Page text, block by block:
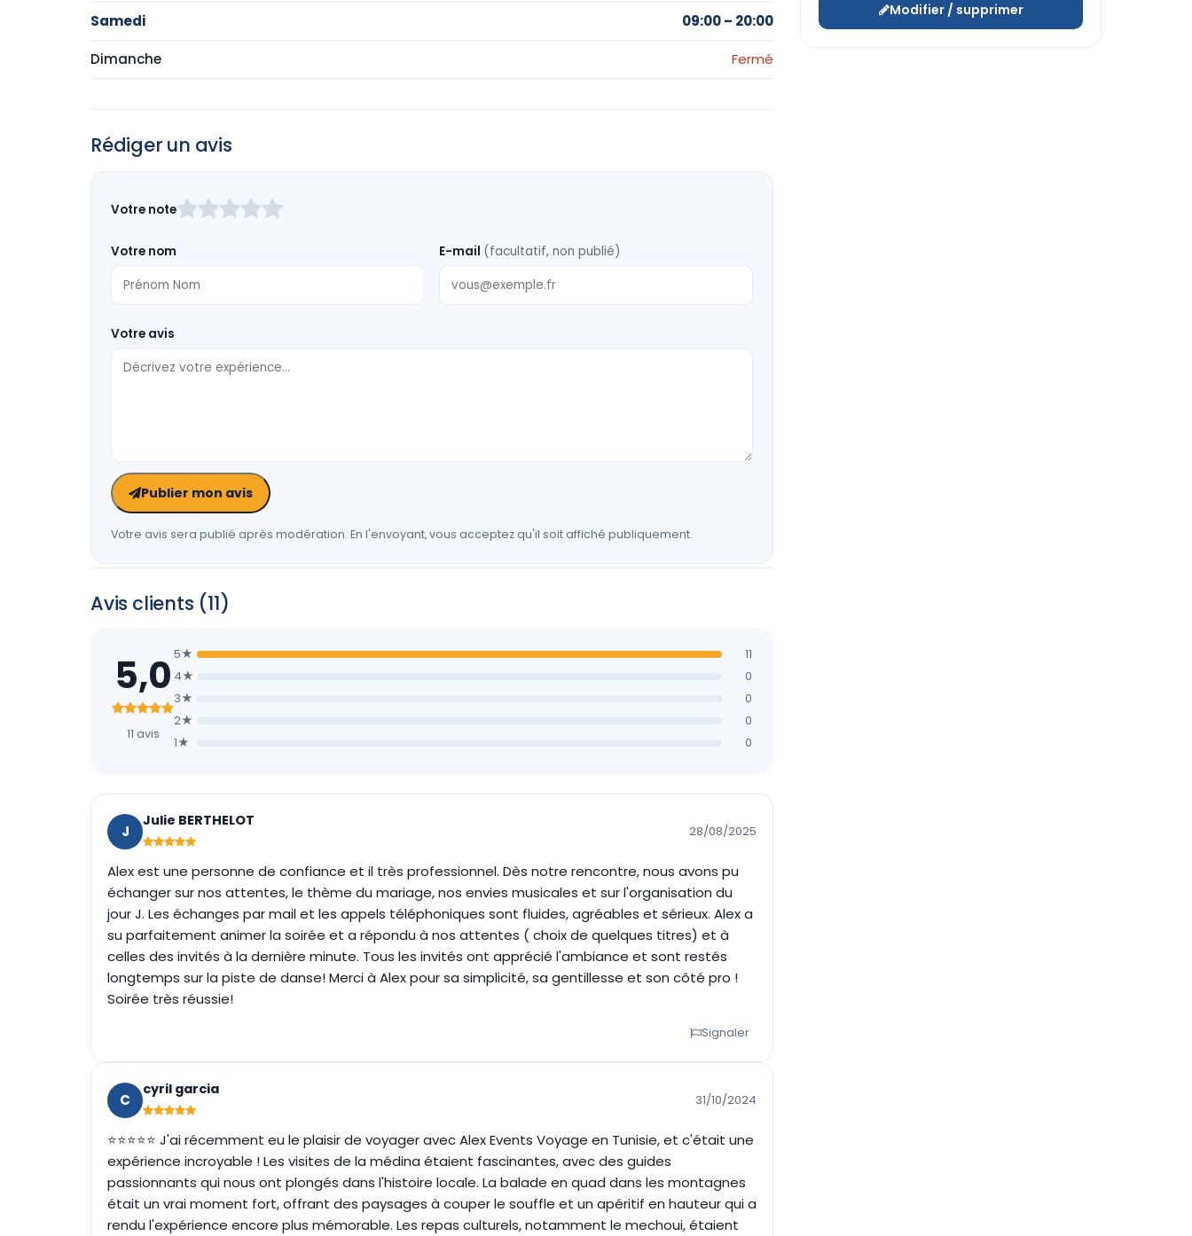
Samedi 09:00 – 20:00
Dimanche Fermé
Rédiger un avis
ce
vide
Votre note
Votre nom E-mail (facultatif, non publié)
Votre avis
Publier mon avis
Votre avis sera publié après modération. En l'envoyant, vous acceptez qu'il soit affiché publiquement.
Avis clients (11)
5,0
11 avis
5★
11
4★
0
3★
0
2★
0
1★
0
J
Julie BERTHELOT
28/08/2025
Alex est une personne de confiance et il très professionnel. Dès notre rencontre, nous avons pu
échanger sur nos attentes, le thème du mariage, nos envies musicales et sur l'organisation du
jour J. Les échanges par mail et les appels téléphoniques sont fluides, agréables et sérieux. Alex a
su parfaitement animer la soirée et a répondu à nos attentes ( choix de quelques titres) et à
celles des invités à la dernière minute. Tous les invités ont apprécié l'ambiance et sont restés
longtemps sur la piste de danse! Merci à Alex pour sa simplicité, sa gentillesse et son côté pro !
Soirée très réussie!
Signaler
C
cyril garcia
31/10/2024
⭐⭐⭐⭐⭐ J'ai récemment eu le plaisir de voyager avec Alex Events Voyage en Tunisie, et c'était une
expérience incroyable ! Les visites de la médina étaient fascinantes, avec des guides
passionnants qui nous ont plongés dans l'histoire locale. La balade en quad dans les montagnes
était un vrai moment fort, offrant des paysages à couper le souffle et un apéritif en hauteur qui a
rendu l'expérience encore plus mémorable. Les repas culturels, notamment le mechoui, étaient
Modifier / supprimer